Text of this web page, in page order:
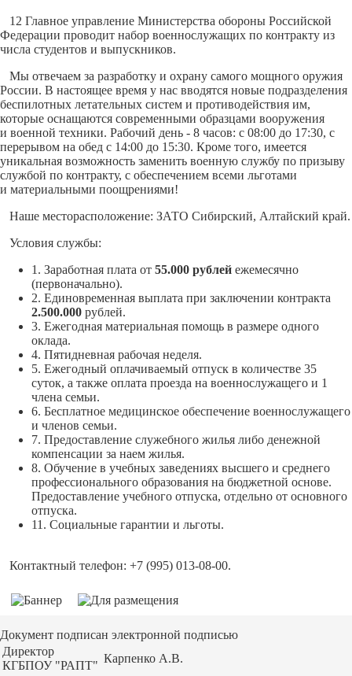
12 Главное управление Министерства обороны Российской
Федерации проводит набор военнослужащих по контракту из
числа студентов и выпускников.
Мы отвечаем за разработку и охрану самого мощного оружия
России. В настоящее время у нас вводятся новые подразделения
беспилотных летательных систем и противодействия им,
которые оснащаются современными образцами вооружения
и военной техники. Рабочий день - 8 часов: с 08:00 до 17:30, с
перерывом на обед с 14:00 до 15:30. Кроме того, имеется
уникальная возможность заменить военную службу по призыву
службой по контракту, с обеспечением всеми льготами
и материальными поощрениями!
Наше месторасположение: ЗАТО Сибирский, Алтайский край.
Условия службы:
1. Заработная плата от 55.000 рублей ежемесячно
(первоначально).
2. Единовременная выплата при заключении контракта
2.500.000 рублей.
3. Ежегодная материальная помощь в размере одного
оклада.
4. Пятидневная рабочая неделя.
5. Ежегодный оплачиваемый отпуск в количестве 35
суток, а также оплата проезда на военнослужащего и 1
члена семьи.
6. Бесплатное медицинское обеспечение военнослужащего
и членов семьи.
7. Предоставление служебного жилья либо денежной
компенсации за наем жилья.
8. Обучение в учебных заведениях высшего и среднего
профессионального образования на бюджетной основе.
Предоставление учебного отпуска, отдельно от основного
отпуска.
11. Социальные гарантии и льготы.
Контактный телефон: +7 (995) 013-08-00.
Документ подписан электронной подписью
Директор
КГБПОУ "РАПТ"
Карпенко А.В.